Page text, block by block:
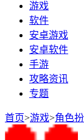
游戏
软件
安卓游戏
安卓软件
手游
攻略资讯
专题
首页>游戏>角色